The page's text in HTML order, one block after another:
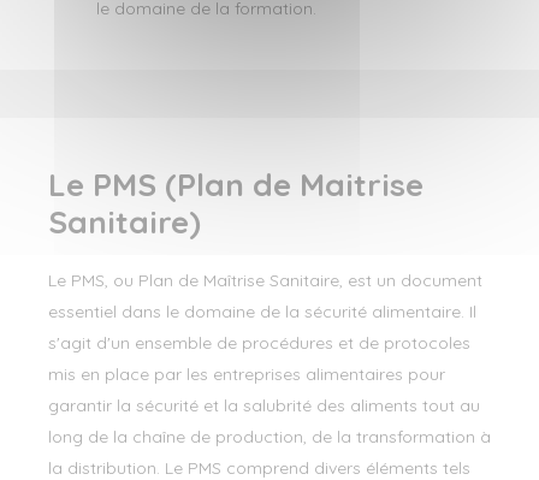
le domaine de la formation.
Le PMS (Plan de Maitrise
Sanitaire)
Le PMS, ou Plan de Maîtrise Sanitaire, est un document
essentiel dans le domaine de la sécurité alimentaire. Il
s'agit d'un ensemble de procédures et de protocoles
mis en place par les entreprises alimentaires pour
garantir la sécurité et la salubrité des aliments tout au
long de la chaîne de production, de la transformation à
la distribution. Le PMS comprend divers éléments tels